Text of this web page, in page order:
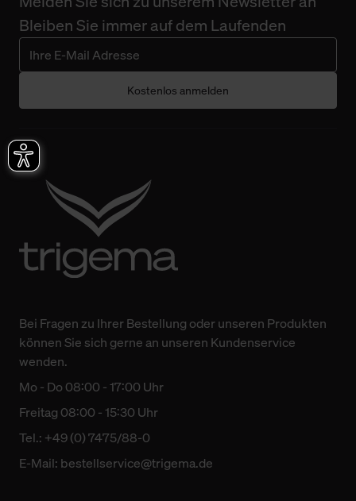
Bleiben Sie immer auf dem Laufenden
Kostenlos anmelden
Bei Fragen zu Ihrer Bestellung oder unseren Produkten
können Sie sich gerne an unseren Kundenservice
wenden.
Mo - Do 08:00 - 17:00 Uhr
Freitag 08:00 - 15:30 Uhr
Tel.: +49 (0) 7475/88-0
E-Mail: bestellservice@trigema.de